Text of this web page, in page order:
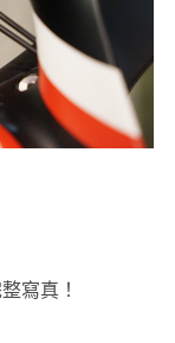
寫真！